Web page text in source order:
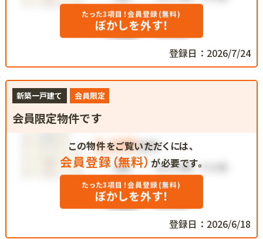
たった3項目！会員登録(無料)
ぼかしを外す！
登録日：2026/7/24
新築一戸建て 会員限定
会員限定物件です
この物件をご覧いただくには、
会員登録（無料） が必要です。
たった3項目！会員登録(無料)
ぼかしを外す！
登録日：2026/6/18